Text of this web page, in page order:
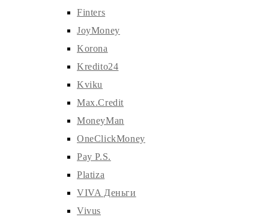
Finters
JoyMoney
Korona
Kredito24
Kviku
Max.Credit
MoneyMan
OneClickMoney
Pay P.S.
Platiza
VIVA Деньги
Vivus